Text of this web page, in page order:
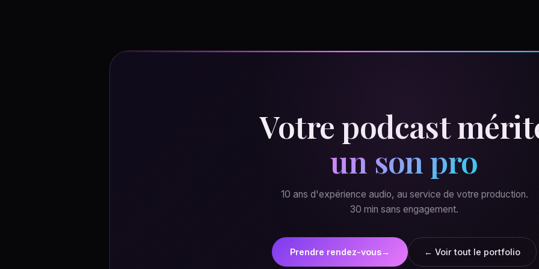
Votre podcast
un son pro
10 ans d'expérience audio, au service de votre production.
30 min sans engagement.
Prendre rendez-vous→ ← Voir tout le portfolio